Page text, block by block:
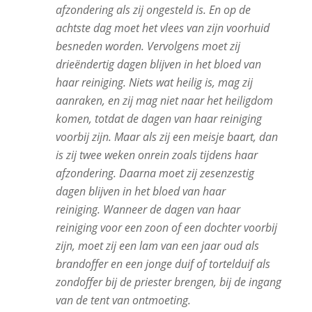
afzondering als zij ongesteld is. En op de
achtste dag moet het vlees van zijn voorhuid
besneden worden. Vervolgens moet zij
drieëndertig dagen blijven in het bloed van
haar reiniging. Niets wat heilig is, mag zij
aanraken, en zij mag niet naar het heiligdom
komen, totdat de dagen van haar reiniging
voorbij zijn. Maar als zij een meisje baart, dan
is zij twee weken onrein zoals tijdens haar
afzondering. Daarna moet zij zesenzestig
dagen blijven in het bloed van haar
reiniging. Wanneer de dagen van haar
reiniging voor een zoon of een dochter voorbij
zijn, moet zij een lam van een jaar oud als
brandoffer en een jonge duif of tortelduif als
zondoffer bij de priester brengen, bij de ingang
van de tent van ontmoeting.